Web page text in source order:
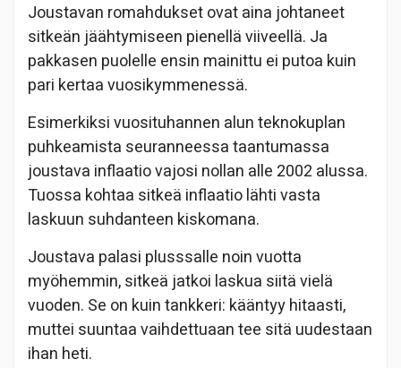
Joustavan romahdukset ovat aina johtaneet
sitkeän jäähtymiseen pienellä viiveellä. Ja
pakkasen puolelle ensin mainittu ei putoa kuin
pari kertaa vuosikymmenessä.
Esimerkiksi vuosituhannen alun teknokuplan
puhkeamista seuranneessa taantumassa
joustava inflaatio vajosi nollan alle 2002 alussa.
Tuossa kohtaa sitkeä inflaatio lähti vasta
laskuun suhdanteen kiskomana.
Joustava palasi plusssalle noin vuotta
myöhemmin, sitkeä jatkoi laskua siitä vielä
vuoden. Se on kuin tankkeri: kääntyy hitaasti,
muttei suuntaa vaihdettuaan tee sitä uudestaan
ihan heti.